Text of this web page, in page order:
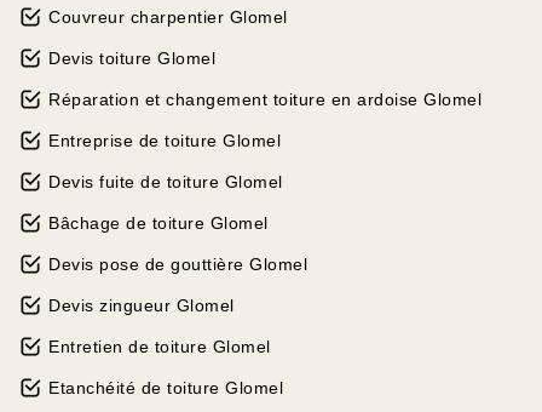
Couvreur charpentier Glomel
Devis toiture Glomel
Réparation et changement toiture en ardoise Glomel
Entreprise de toiture Glomel
Devis fuite de toiture Glomel
Bâchage de toiture Glomel
Devis pose de gouttière Glomel
Devis zingueur Glomel
Entretien de toiture Glomel
Etanchéité de toiture Glomel